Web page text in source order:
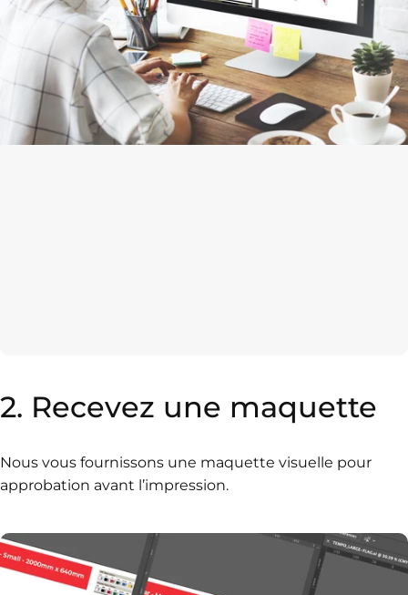
2. Recevez une maquette
Nous vous fournissons une maquette visuelle pour
approbation avant l’impression.